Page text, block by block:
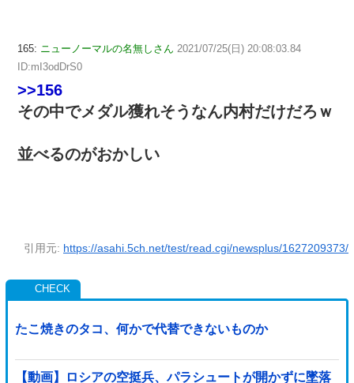
165: ニューノーマルの名無しさん 2021/07/25(日) 20:08:03.84
ID:mI3odDrS0
>>156
その中でメダル獲れそうなん内村だけだろｗ
並べるのがおかしい
引用元: https://asahi.5ch.net/test/read.cgi/newsplus/1627209373/
たこ焼きのタコ、何かで代替できないものか
【動画】ロシアの空挺兵、パラシュートが開かずに墜落